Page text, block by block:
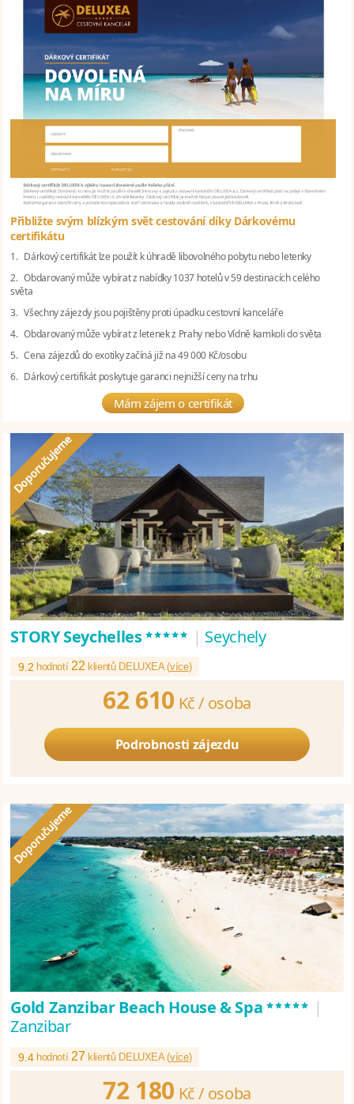
Přibližte svým blízkým svět cestování díky Dárkovému
certifikátu
1. Dárkový certifikát lze použít k úhradě libovolného pobytu nebo letenky
2. Obdarovaný může vybírat z nabídky 1037 hotelů v 59 destinacích celého
světa
3. Všechny zájezdy jsou pojištěny proti úpadku cestovní kanceláře
4. Obdarovaný může vybírat z letenek z Prahy nebo Vídně kamkoli do světa
5. Cena zájezdů do exotiky začíná již na 49 000 Kč/osobu
6. Dárkový certifikát poskytuje garanci nejnižší ceny na trhu
Mám zájem o certifikát
STORY Seychelles***** | Seychely
9.2 hodnotí22 klientů DELUXEA (více)
62 610 Kč / osoba
Podrobnosti zájezdu
Gold Zanzibar Beach House & Spa***** |
Zanzibar
9.4 hodnotí27 klientů DELUXEA (více)
72 180 Kč / osoba